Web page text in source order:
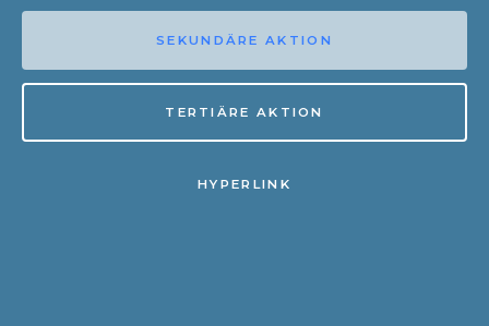
SEKUNDÄRE AKTION
TERTIÄRE AKTION
HYPERLINK